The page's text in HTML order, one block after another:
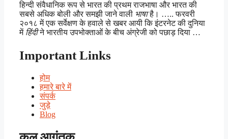
हिन्दी संवैधानिक रूप से भारत की प्रथम राजभाषा और भारत की
सबसे अधिक बोली और समझी जाने वाली भाषाहै। ….. फरवरी
२०१८ में एक सर्वेक्षण के हवाले से खबर आयी कि इंटरनेट की दुनिया
में हिंदीने भारतीय उपभोक्ताओं के बीच अंग्रेजी को पछाड़ दिया …
Important Links
होम
हमारे बारे में
संपर्क
जुड़े
Blog